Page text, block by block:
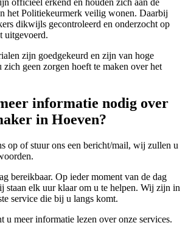
officieel erkend en houden zich aan de
het Politiekeurmerk veilig wonen. Daarbij
dikwijls gecontroleerd en onderzocht op
uitgevoerd.
zijn goedgekeurd en zijn van hoge
geen zorgen hoeft te maken over het
informatie nodig over
in Hoeven?
op of stuur ons een bericht/mail, wij zullen u
bereikbaar. Op ieder moment van de dag
staan elk uur klaar om u te helpen. Wij zijn in
service die bij u langs komt.
u meer informatie lezen over onze services.